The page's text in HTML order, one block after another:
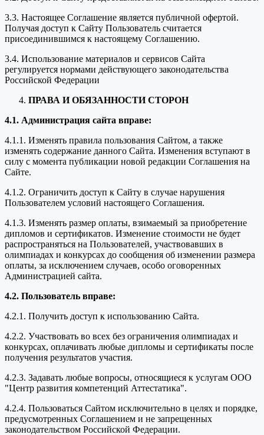
3.3. Настоящее Соглашение является публичной офертой.
Получая доступ к Сайту Пользователь считается
присоединившимся к настоящему Соглашению.
3.4. Использование материалов и сервисов Сайта
регулируется нормами действующего законодательства
Российской Федерации
ПРАВА И ОБЯЗАННОСТИ СТОРОН
4.1. Администрация сайта вправе:
4.1.1. Изменять правила пользования Сайтом, а также
изменять содержание данного Сайта. Изменения вступают в
силу с момента публикации новой редакции Соглашения на
Сайте.
4.1.2. Ограничить доступ к Сайту в случае нарушения
Пользователем условий настоящего Соглашения.
4.1.3. Изменять размер оплаты, взимаемый за приобретение
дипломов и сертификатов. Изменение стоимости не будет
распространяться на Пользователей, участвовавших в
олимпиадах и конкурсах до сообщения об изменении размера
оплаты, за исключением случаев, особо оговоренных
Администрацией сайта.
4.2. Пользователь вправе:
4.2.1. Получить доступ к использованию Сайта.
4.2.2. Участвовать во всех без ограничения олимпиадах и
конкурсах, оплачивать любые дипломы и сертификаты после
получения результатов участия.
4.2.3. Задавать любые вопросы, относящиеся к услугам ООО
"Центр развития компетенций Аттестатика".
4.2.4. Пользоваться Сайтом исключительно в целях и порядке,
предусмотренных Соглашением и не запрещенных
законодательством Российской Федерации.